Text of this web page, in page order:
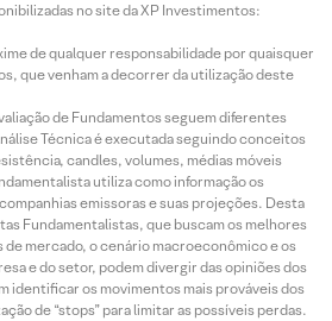
no site da XP Investimentos:
de qualquer responsabilidade por quaisquer
que venham a decorrer da utilização deste
de Fundamentos seguem diferentes
Técnica é executada seguindo conceitos
candles, volumes, médias móveis
utiliza como informação os
emissoras e suas projeções. Desta
Fundamentalistas, que buscam os melhores
mercado, o cenário macroeconômico e os
e do setor, podem divergir das opiniões dos
identificar os movimentos mais prováveis dos
de “stops” para limitar as possíveis perdas.